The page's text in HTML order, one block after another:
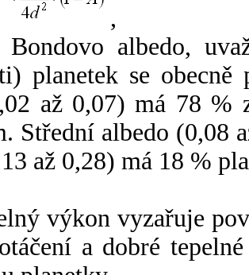
,
Bondovo albedo,
planetek se
až 0,07) má 78 %
Střední albedo (0,08
až 0,28) má 18 %
výkon vyzařuje
a dobré